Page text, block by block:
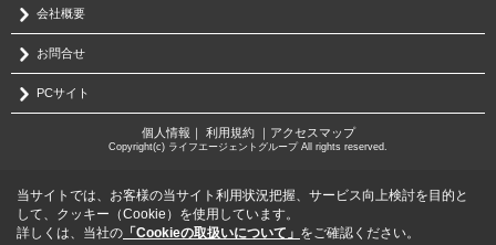
会社概要
お問合せ
PCサイト
個人情報 ｜ 利用規約｜ アクセスマップ
Copyright(c) ライフエージェントグループ All rights reserved.
当サイトでは、お客様の当サイト利用状況把握、サービス向上検討を目的と
して、クッキー（Cookie）を使用しています。
詳しくは、当社の 「Cookieの取扱いについて」 をご確認ください。